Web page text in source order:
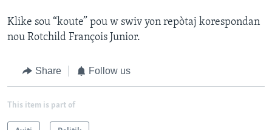
Klike sou “koute” pou w swiv yon repòtaj korespondan
nou Rotchild François Junior.
Share Follow us
This item is part of